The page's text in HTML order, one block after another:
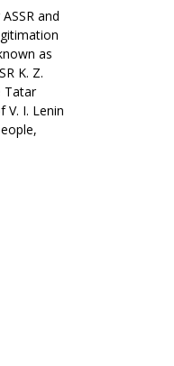
and
as
K. Z.
Tatar
I. Lenin